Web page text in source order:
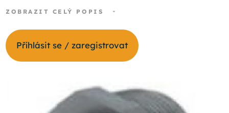
ZOBRAZIT CELÝ POPIS
Příhlásit se / zaregistrovat